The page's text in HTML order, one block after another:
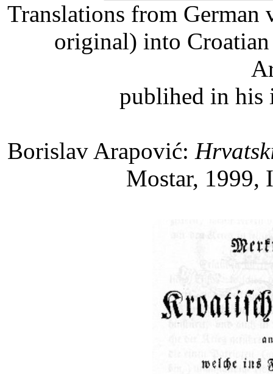
Translations from
original) into
publihed in his
Borislav Arapović:
Mostar, 1999,